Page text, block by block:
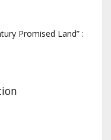
Promised Land” :